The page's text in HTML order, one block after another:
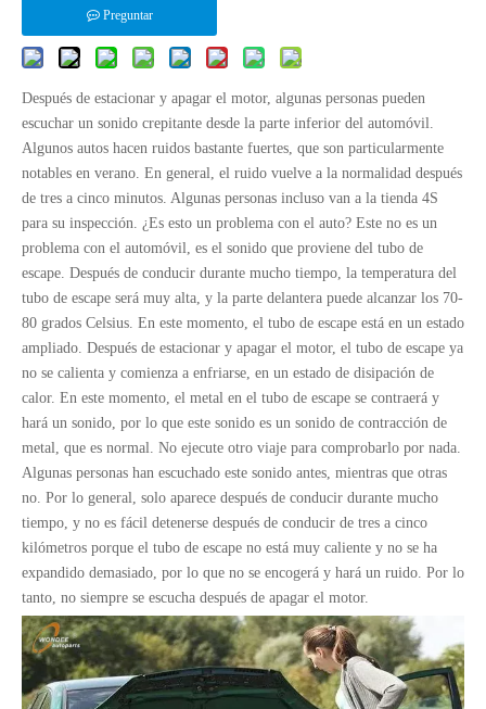
Preguntar
Después de estacionar y apagar el motor, algunas personas pueden
escuchar un sonido crepitante desde la parte inferior del automóvil.
Algunos autos hacen ruidos bastante fuertes, que son particularmente
notables en verano. En general, el ruido vuelve a la normalidad después
de tres a cinco minutos. Algunas personas incluso van a la tienda 4S
para su inspección. ¿Es esto un problema con el auto? Este no es un
problema con el automóvil, es el sonido que proviene del tubo de
escape. Después de conducir durante mucho tiempo, la temperatura del
tubo de escape será muy alta, y la parte delantera puede alcanzar los 70-
80 grados Celsius. En este momento, el tubo de escape está en un estado
ampliado. Después de estacionar y apagar el motor, el tubo de escape ya
no se calienta y comienza a enfriarse, en un estado de disipación de
calor. En este momento, el metal en el tubo de escape se contraerá y
hará un sonido, por lo que este sonido es un sonido de contracción de
metal, que es normal. No ejecute otro viaje para comprobarlo por nada.
Algunas personas han escuchado este sonido antes, mientras que otras
no. Por lo general, solo aparece después de conducir durante mucho
tiempo, y no es fácil detenerse después de conducir de tres a cinco
kilómetros porque el tubo de escape no está muy caliente y no se ha
expandido demasiado, por lo que no se encogerá y hará un ruido. Por lo
tanto, no siempre se escucha después de apagar el motor.